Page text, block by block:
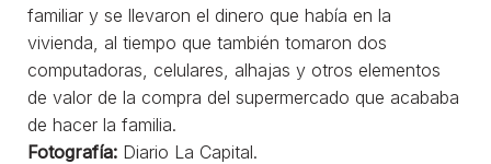
familiar y se llevaron el dinero que había en la
vivienda, al tiempo que también tomaron dos
computadoras, celulares, alhajas y otros elementos
de valor de la compra del supermercado que acababa
de hacer la familia.
Fotografía: Diario La Capital.